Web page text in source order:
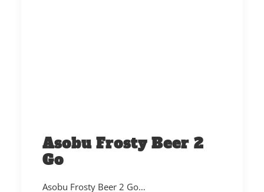
Asobu Frosty Beer 2
Go
Asobu Frosty Beer 2 Go…